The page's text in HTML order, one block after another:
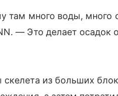
там много воды, много
— Это делает осадок
из больших